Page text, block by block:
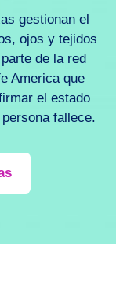
gestionan el
ojos y tejidos
de la red
America que
el estado
fallece.